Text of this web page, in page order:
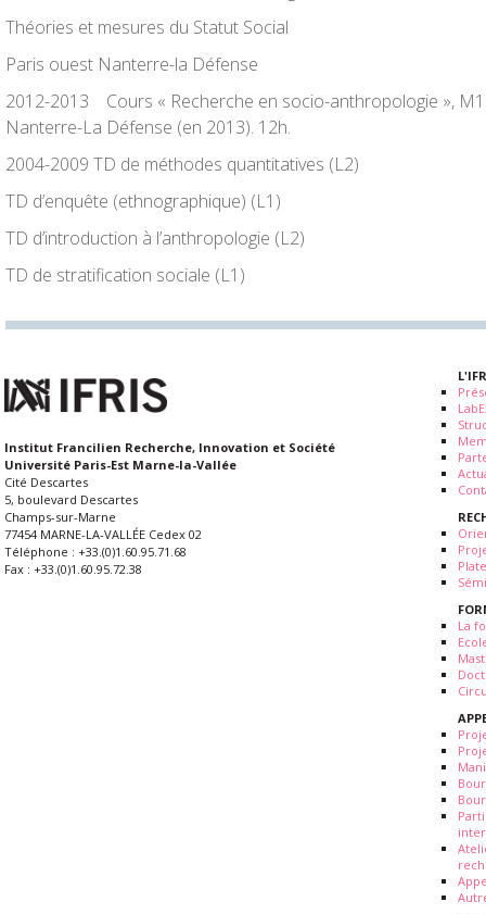
Théories et mesures du Statut Social
Paris ouest Nanterre-la Défense
2012-2013 Cours « Recherche en socio-anthropologie »,
Nanterre-La Défense (en 2013). 12h.
2004-2009 TD de méthodes quantitatives (L2)
TD d’enquête (ethnographique) (L1)
TD d’introduction à l’anthropologie (L2)
TD de stratification sociale (L1)
Institut Francilien Recherche, Innovation et Société
Université Paris-Est Marne-la-Vallée
Cité Descartes
5, boulevard Descartes
Champs-sur-Marne
77454 MARNE-LA-VALLÉE Cedex 02
Téléphone : +33.(0)1.60.95.71.68
Fax : +33.(0)1.60.95.72.38
La